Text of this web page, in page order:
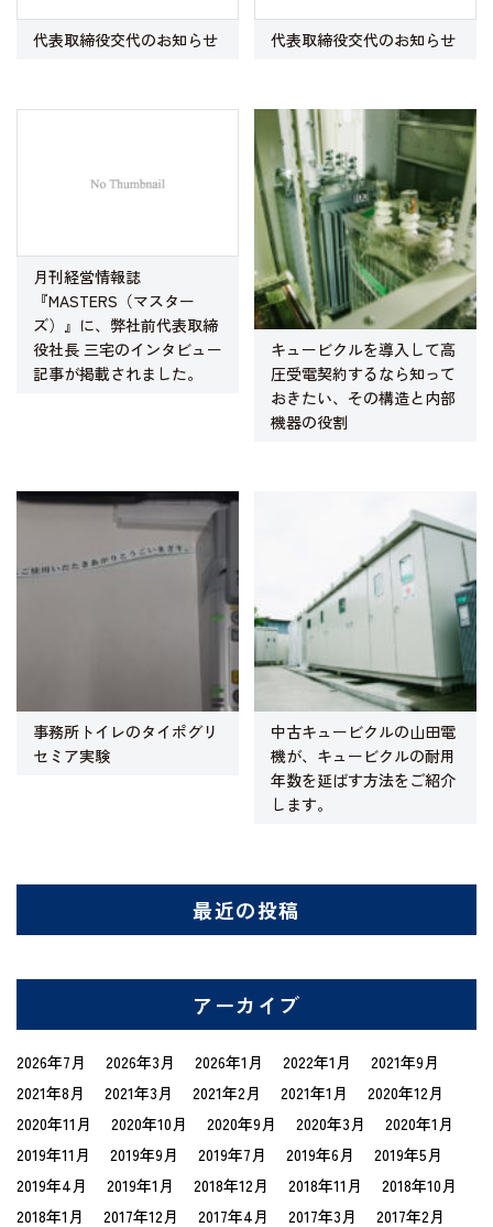
代表取締役交代のお知らせ 代表取締役交代のお知らせ
月刊経営情報誌
『MASTERS（マスター
ズ）』に、弊社前代表取締
役社長 三宅のインタビュー
記事が掲載されました。
キュービクルを導入して高
圧受電契約するなら知って
おきたい、その構造と内部
機器の役割
事務所トイレのタイポグリ
セミア実験
中古キュービクルの山田電
機が、キュービクルの耐用
年数を延ばす方法をご紹介
します。
最近の投稿
アーカイブ
2026年7月 2026年3月 2026年1月 2022年1月
2021年9月
2021年8月
2021年3月 2021年2月 2021年1月
2020年12月
2020年11月
2020年10月 2020年9月 2020年3月
2020年1月
2019年11月
2019年9月 2019年7月 2019年6月
2019年5月
2019年4月
2019年1月 2018年12月 2018年11月
2018年10月
2018年1月
2017年12月 2017年4月 2017年3月 2017年2月